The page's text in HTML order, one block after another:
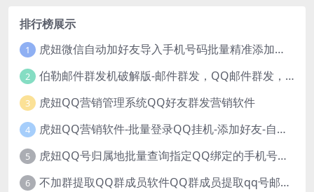
排行榜展示
1 虎妞微信自动加好友导入手机号码批量精准添加客户售营销软件微商工具
2 伯勒邮件群发机破解版-邮件群发，QQ邮件群发，邮件群发软件，伯乐邮件群发工具，邮件群发器
3 虎妞QQ营销管理系统QQ好友群发营销软件
4 虎妞QQ营销软件-批量登录QQ挂机-添加好友-自动加群-群发消息-临时会话
5 虎妞QQ号归属地批量查询指定QQ绑定的手机号软件
6 不加群提取QQ群成员软件QQ群成员提取qq号邮箱软件